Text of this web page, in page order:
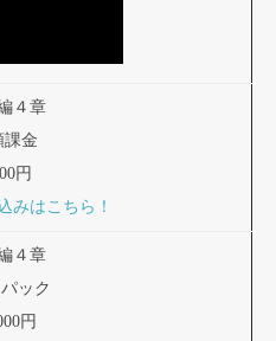
４章
課金
円
みはこちら！
４章
ック
円